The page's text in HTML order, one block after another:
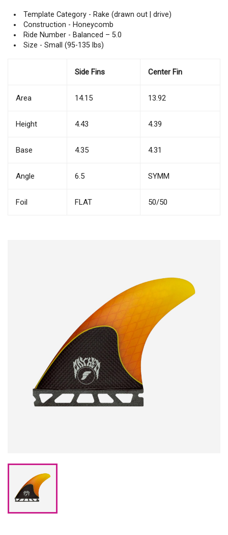
Template Category - Rake (drawn out | drive)
Construction - Honeycomb
Ride Number - Balanced – 5.0
Size - Small (95-135 lbs)
Side Fins Center Fin
Area 14.15 13.92
Height 4.43 4.39
Base 4.35 4.31
Angle 6.5 SYMM
Foil FLAT 50/50